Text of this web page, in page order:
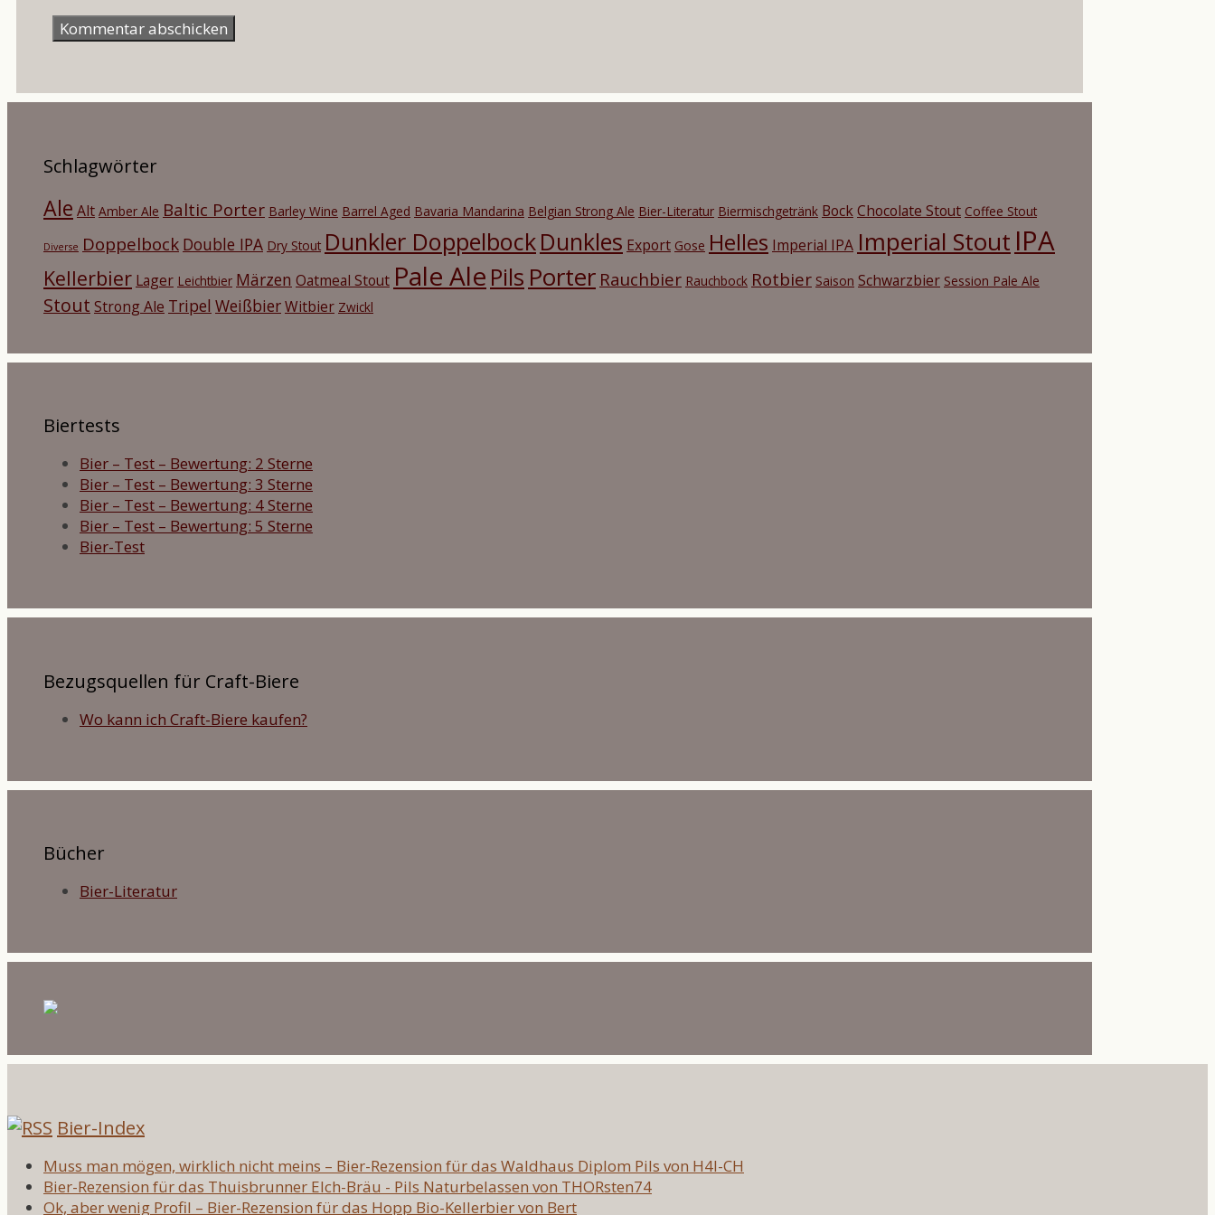
Mail-
Schlagwörter
Ale Alt Amber Ale Baltic Porter Barley Wine Barrel Aged Bavaria Mandarina Belgian Strong Ale Bier-Literatur Biermischgetränk BockChocolate Stout Coffee Stout
Diverse Doppelbock Double IPA Dry Stout Dunkler DoppelbockDunkles Export Gose Helles Imperial IPA Imperial Stout IPA
Kellerbier Lager Leichtbier Märzen Oatmeal Stout Pale Ale Pils Porter Rauchbier Rauchbock Rotbier Saison Schwarzbier Session Pale Ale
Stout Strong Ale Tripel WeißbierWitbier Zwickl
Biertests
Bier – Test – Bewertung: 2 Sterne
Bier – Test – Bewertung: 3 Sterne
Bier – Test – Bewertung: 4 Sterne
Bier – Test – Bewertung: 5 Sterne
Bier-Test
Bezugsquellen für Craft-Biere
Wo kann ich Craft-Biere kaufen?
Bücher
Bier-Literatur
Bier-Index
Muss man mögen, wirklich nicht meins – Bier-Rezension für das Waldhaus Diplom Pils von H4l-CH
Bier-Rezension für das Thuisbrunner Elch-Bräu - Pils Naturbelassen von THORsten74
Ok, aber wenig Profil – Bier-Rezension für das Hopp Bio-Kellerbier von Bert